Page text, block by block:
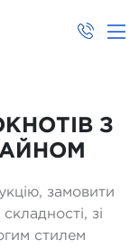
З
замовити
зі
стилем